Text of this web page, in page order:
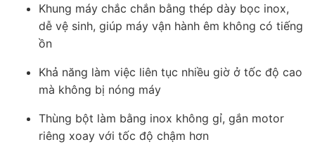
Khung máy chắc chắn bằng thép dày bọc inox,
dễ vệ sinh, giúp máy vận hành êm không có tiếng
ồn
Khả năng làm việc liên tục nhiều giờ ở tốc độ cao
mà không bị nóng máy
Thùng bột làm bằng inox không gỉ, gắn motor
riêng xoay với tốc độ chậm hơn